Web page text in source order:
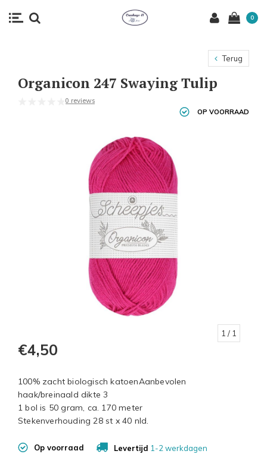
0
Terug
Organicon 247 Swaying Tulip
0 reviews
OP VOORRAAD
1 / 1
€4,50
100% zacht biologisch katoenAanbevolen
haak/breinaald dikte 3
1 bol is 50 gram, ca. 170 meter
Stekenverhouding 28 st x 40 nld.
Op voorraad Levertijd 1-2 werkdagen